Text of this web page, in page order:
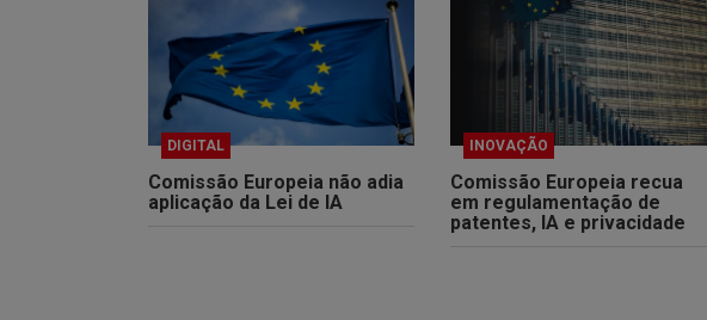
DIGITAL
Comissão Europeia não adia
aplicação da Lei de IA
INOVAÇÃO
Comissão Europeia recua
em regulamentação de
patentes, IA e privacidade